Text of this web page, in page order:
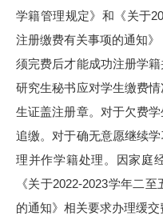
学籍管理规定》和《关于
注册缴费有关事项的通知
须完费后才能成功注册学
研究生秘书应对学生缴费
生证盖注册章。对于欠费
追缴。对于确无意愿继续
理并作学籍处理。因家庭
《关于2022-2023学年二
的通知》相关要求办理缓交